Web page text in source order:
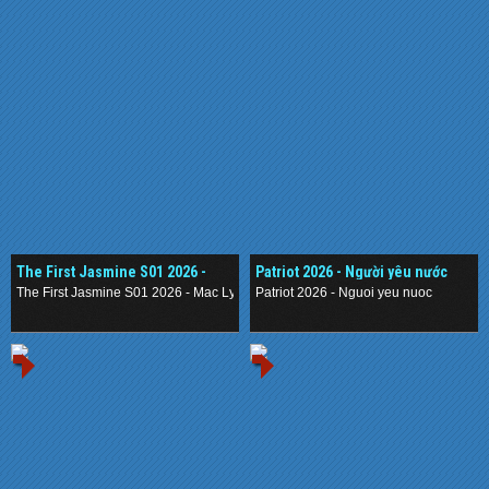
The First Jasmine S01 2026 -
Mạc Ly
The First Jasmine S01 2026 - Mac Ly
Patriot 2026 - Người yêu nước
Patriot 2026 - Nguoi yeu nuoc